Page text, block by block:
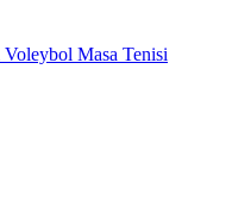
Voleybol Masa Tenisi